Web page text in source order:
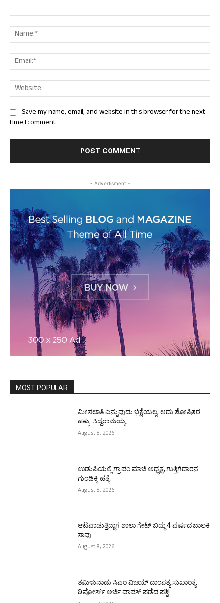
Save my name, email, and website in this browser for the next
time I comment.
- Advertisment -
MOST POPULAR
ಮೀಸಲಾತಿ ಎನ್ನುವುದು ಭಿಕ್ಷೆಯಲ್ಲ, ಅದು ಶೋಷಿತರ
ಹಕ್ಕು: ಸಿದ್ದರಾಮಯ್ಯ
August 8, 2026
ಉಡುಪಿಯಲ್ಲಿ ಗ್ರಾಪಂ ಮಾಜಿ ಅಧ್ಯಕ್ಷ, ಗುತ್ತಿಗೆದಾರನ
ಗುಂಡಿಕ್ಕಿ ಹತ್ಯೆ
August 8, 2026
ಆಟವಾಡುತ್ತಿದ್ದಾಗ ಶಾಲಾ ಗೇಟ್‌ ಬಿದ್ದು 4 ವರ್ಷದ ಬಾಲಕಿ
ಸಾವು
August 8, 2026
ತಮಿಳುನಾಡು ಸಿಎಂ ವಿಜಯ್‌ ದಾಂಪತ್ಯ ಸುಖಾಂತ್ಯ:
ಡಿವೋರ್ಸ್‌ ಅರ್ಜಿ ವಾಪಸ್‌ ಪಡೆದ ಪತ್ನಿ!